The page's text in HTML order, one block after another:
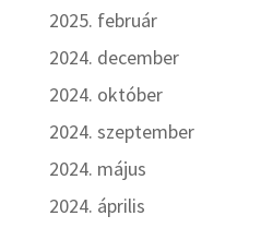
2025. február
2024. december
2024. október
2024. szeptember
2024. május
2024. április